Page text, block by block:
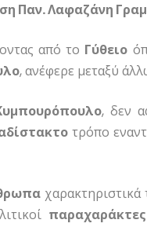
Παν. Λαφαζάνη
από το Γύθειο
, ανέφερε μεταξύ
, δεν
τρόπο
χαρακτηριστικά
παραχαράκτες